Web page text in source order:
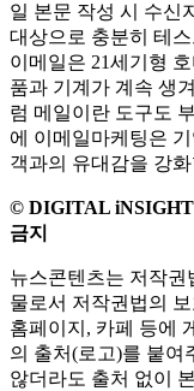
일 본문 작성 시 수신
대상으로 충분히 테
이메일은 21세기형
품과 기계가 계속 생
럼 메일이란 도구도
에 이메일마케팅은
객과의 유대감을 강
© DIGITAL iNSIGHT
금지
뉴스콘텐츠는 저작권
물로서 저작권법의
홈페이지, 카페 등에
의 출처(로고)를 붙여
않더라도 출처 없이